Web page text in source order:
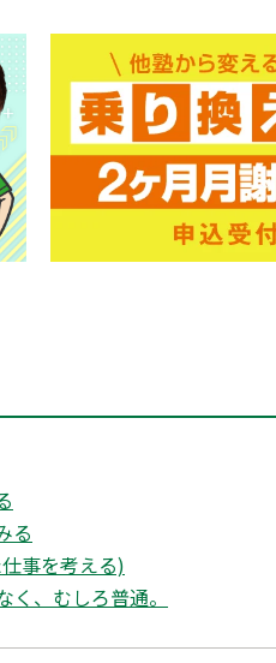
る
事を考える)
、むしろ普通。